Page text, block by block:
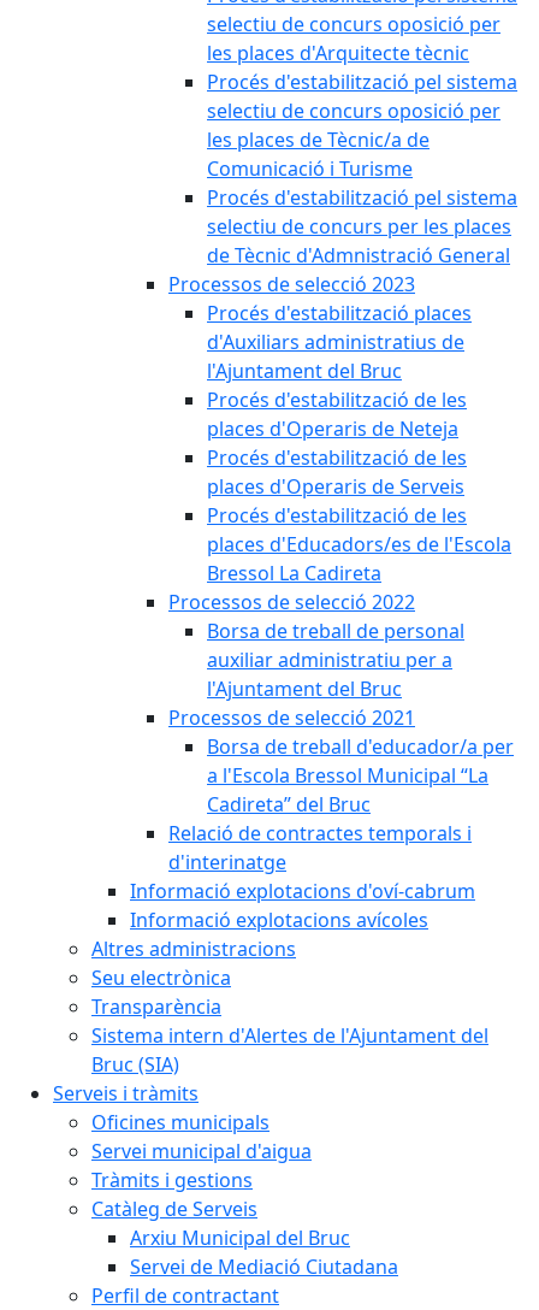
selectiu de concurs oposició per
les places d'Arquitecte tècnic
Procés d'estabilització pel sistema
selectiu de concurs oposició per
les places de Tècnic/a de
Comunicació i Turisme
Procés d'estabilització pel sistema
selectiu de concurs per les places
de Tècnic d'Admnistració General
Processos de selecció 2023
Procés d'estabilització places
d'Auxiliars administratius de
l'Ajuntament del Bruc
Procés d'estabilització de les
places d'Operaris de Neteja
Procés d'estabilització de les
places d'Operaris de Serveis
Procés d'estabilització de les
places d'Educadors/es de l'Escola
Bressol La Cadireta
Processos de selecció 2022
Borsa de treball de personal
auxiliar administratiu per a
l'Ajuntament del Bruc
Processos de selecció 2021
Borsa de treball d'educador/a per
a l'Escola Bressol Municipal “La
Cadireta” del Bruc
Relació de contractes temporals i
d'interinatge
Informació explotacions d'oví-cabrum
Informació explotacions avícoles
Altres administracions
Seu electrònica
Transparència
Sistema intern d'Alertes de l'Ajuntament del
Bruc (SIA)
Serveis i tràmits
Oficines municipals
Servei municipal d'aigua
Tràmits i gestions
Catàleg de Serveis
Arxiu Municipal del Bruc
Servei de Mediació Ciutadana
Perfil de contractant